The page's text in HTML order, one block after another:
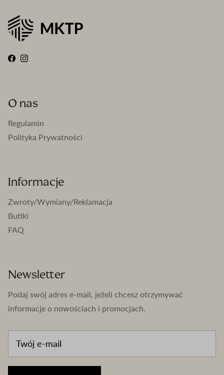
Facebook
Instagram
O nas
Regulamin
Polityka Prywatności
Informacje
Zwroty/Wymiany/Reklamacja
Butiki
FAQ
Newsletter
Podaj swój adres e-mail, jeżeli chcesz otrzymywać
informacje o nowościach i promocjach.